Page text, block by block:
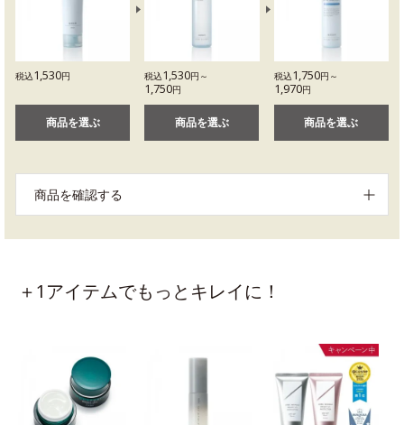
税込1,530円
商品を選ぶ
税込1,530円～
1,750円
商品を選ぶ
税込1,750円～
1,970円
商品を選ぶ
商品を確認する
＋1アイテムでもっとキレイに！